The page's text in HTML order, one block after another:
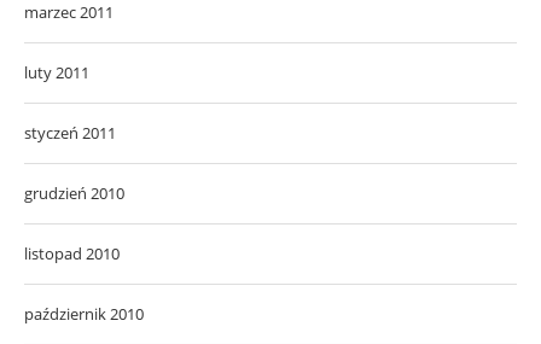
marzec 2011
luty 2011
styczeń 2011
grudzień 2010
listopad 2010
październik 2010